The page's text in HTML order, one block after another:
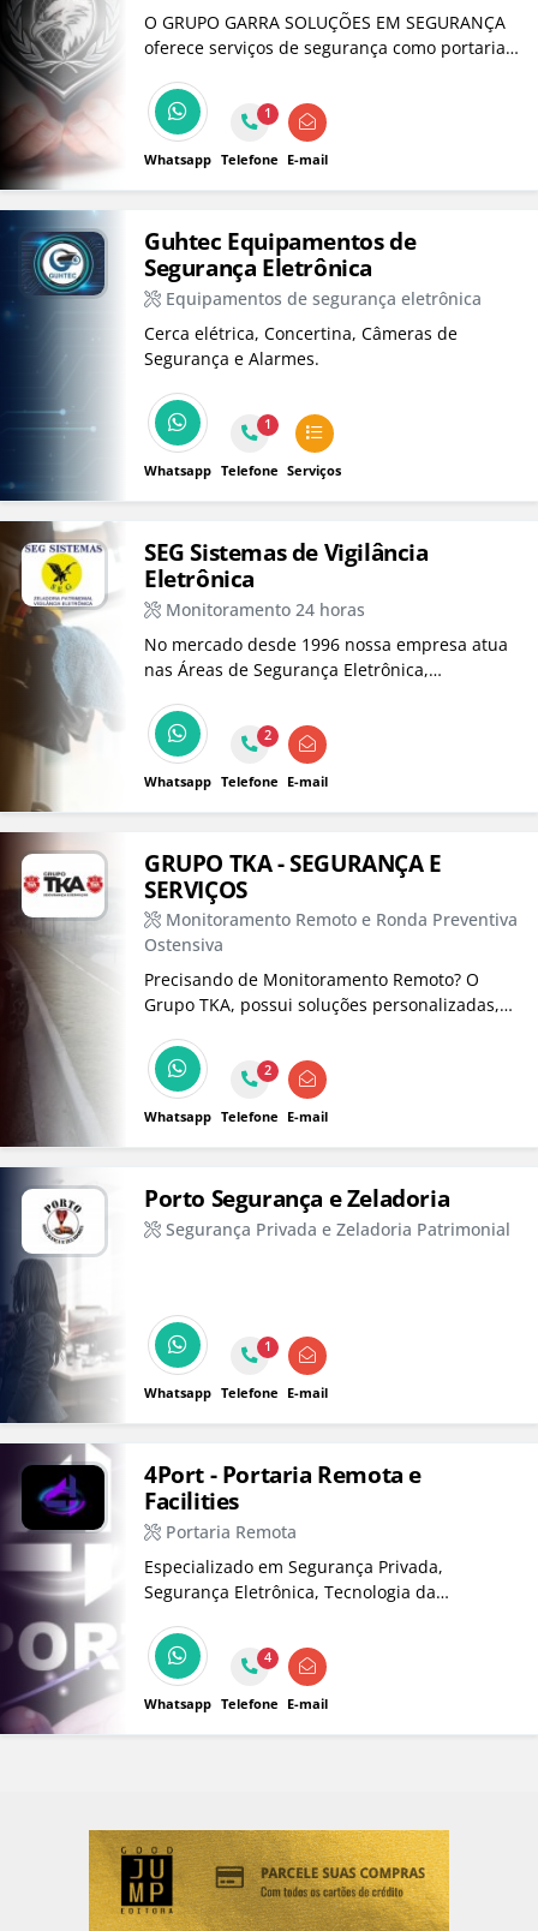
O GRUPO GARRA SOLUÇÕES EM SEGURANÇA
oferece serviços de segurança como portaria,
instalação de sistemas, limpeza, jardinagem e
investigações privadas.
Whatsapp
1
Telefone E-mail
Guhtec Equipamentos de
Segurança Eletrônica
Equipamentos de segurança eletrônica
Cerca elétrica, Concertina, Câmeras de
Segurança e Alarmes.
Whatsapp
1
Telefone Serviços
SEG Sistemas de Vigilância
Eletrônica
Monitoramento 24 horas
No mercado desde 1996 nossa empresa atua
nas Áreas de Segurança Eletrônica,
onde destacamos os Serviços de
Monitoramento 24 horas, Portaria Remota,
Pronta Reposta e Assistência Técnica.
Whatsapp
2
Telefone E-mail
GRUPO TKA - SEGURANÇA E
SERVIÇOS
Monitoramento Remoto e Ronda Preventiva
Ostensiva
Precisando de Monitoramento Remoto? O
Grupo TKA, possui soluções personalizadas,
coibimos ações de criminosos. Conte conosco
para proteger seu patrimônio e garantir um
sono tranquilo.
Whatsapp
2
Telefone E-mail
Porto Segurança e Zeladoria
Segurança Privada e Zeladoria Patrimonial
Whatsapp
1
Telefone E-mail
4Port - Portaria Remota e
Facilities
Portaria Remota
Especializado em Segurança Privada,
Segurança Eletrônica, Tecnologia da
Nossa equipe de profissionais altamente
qualificados oferece solução de alta tecnologia
para garantir proteção, eficiência e inovação.
Whatsapp
4
Telefone E-mail